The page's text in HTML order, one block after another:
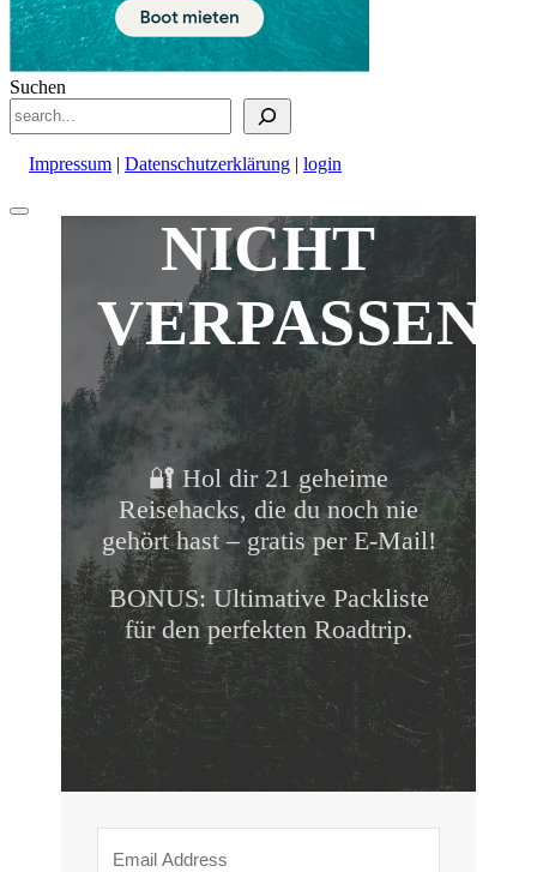
Suchen
Impressum | Datenschutzerklärung | login
Nach
NICHT
VERPASSEN!
🔐 Hol dir 21 geheime
Reisehacks, die du noch nie
gehört hast – gratis per E-Mail!
BONUS: Ultimative Packliste
für den perfekten Roadtrip.